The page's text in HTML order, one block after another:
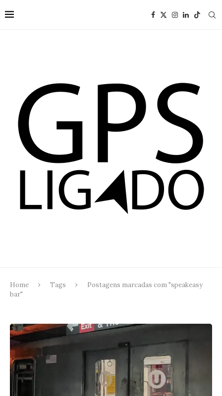
Home Tags
Postagens marcadas com "speakeasy
bar"